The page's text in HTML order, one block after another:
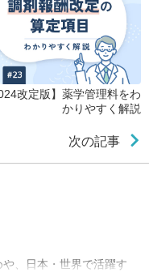
改定版】薬学管理料をわ
かりやすく解説
次の記事
、日本・世界で活躍す